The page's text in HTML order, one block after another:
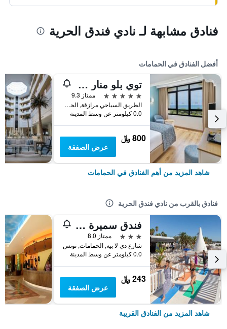
فنادق مشابهة لـ نادي فندق الحرية
أفضل الفنادق في الحمامات
توي بلو منار - بسعر شامل جميع الخدمات
5 نجوم
ممتاز 9.3
الطريق السياحي مرازقة, الحمامات, تونس
0.0 كيلومتر عن وسط المدينة
800 ﷼
عرض الصفقة
شاهد المزيد من أهم الفنادق في الحمامات
فنادق بالقرب من نادي فندق الحرية
فندق سميرة كلوب - مناسب للأزواج
3 نجوم
ممتاز 8.0
شارع دي لا بيه, الحمامات, تونس
0.0 كيلومتر عن وسط المدينة
243 ﷼
عرض الصفقة
شاهد المزيد من الفنادق القريبة